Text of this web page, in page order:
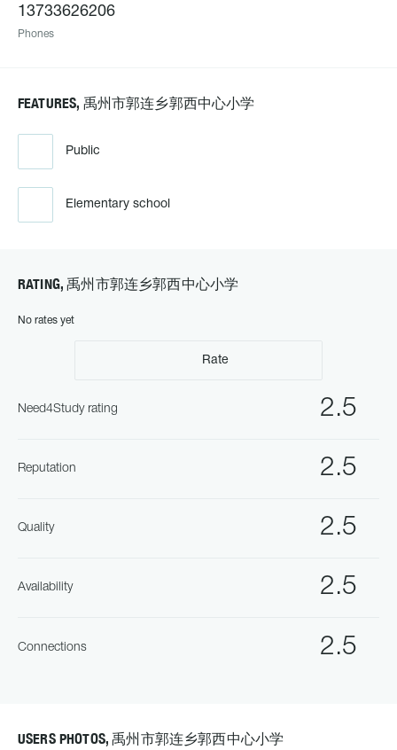
13733626206
Phones
FEATURES, 禹州市郭连乡郭西中心小学
Public
Elementary school
RATING, 禹州市郭连乡郭西中心小学
No rates yet
Rate
2.5
Need4Study rating
2.5
Reputation
2.5
Quality
2.5
Availability
2.5
Connections
USERS PHOTOS, 禹州市郭连乡郭西中心小学